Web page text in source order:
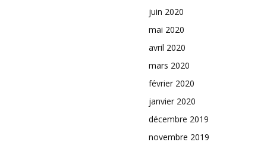
juin 2020
mai 2020
avril 2020
mars 2020
février 2020
janvier 2020
décembre 2019
novembre 2019